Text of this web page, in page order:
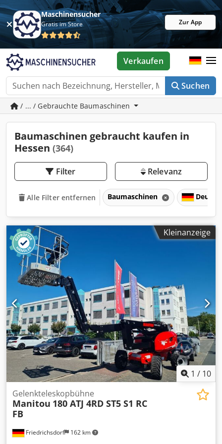
Maschinensucher
Gratis im Store Zur App
Suchen
Verkaufen
/ ... / Gebrauchte Baumaschinen
Baumaschinen gebraucht kaufen in
Hessen (364)
Filter Relevanz
Alle Filter entfernen Baumaschinen
Kleinanzeige
1 / 10
Friedrichsdorf 162 km
Gelenkteleskopbühne
Manitou 180 ATJ 4RD ST5 S1 RC
FB